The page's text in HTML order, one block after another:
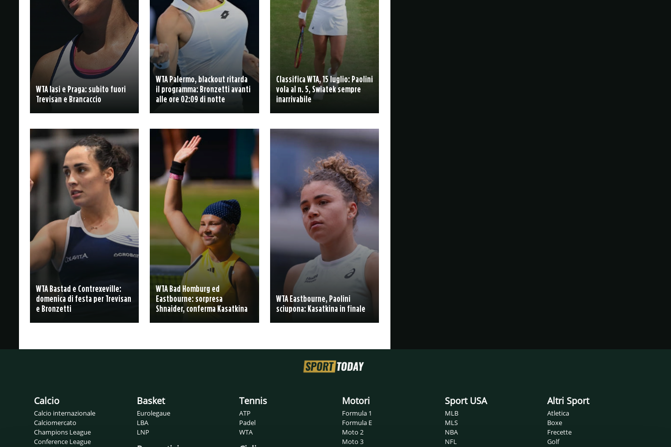
WTA Iasi e Praga: subito fuori
Trevisan e Brancaccio
WTA Palermo, blackout ritarda
il programma: Bronzetti avanti
alle ore 02:09 di notte
Classifica WTA, 15 luglio: Paolini
vola al n. 5, Swiatek sempre
inarrivabile
WTA Bastad e Contrexeville:
domenica di festa per Trevisan
e Bronzetti
WTA Bad Homburg ed
Eastbourne: sorpresa
Shnaider, conferma Kasatkina
WTA Eastbourne, Paolini
sciupona: Kasatkina in finale
Calcio
Calcio internazionale
Calciomercato
Champions League
Conference League
Basket
Eurolegaue
LBA
LNP
Tennis
ATP
Padel
WTA
Motori
Formula 1
Formula E
Moto 2
Moto 3
Sport USA
MLB
MLS
NBA
NFL
Altri Sport
Atletica
Boxe
Frecette
Golf